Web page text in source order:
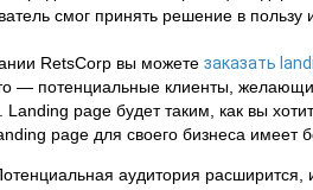
смог принять решение в пользу
RetsCorp вы можете заказать
— потенциальные клиенты,
Landing page будет таким, как вы
page для своего бизнеса имеет
аудитория расширится,